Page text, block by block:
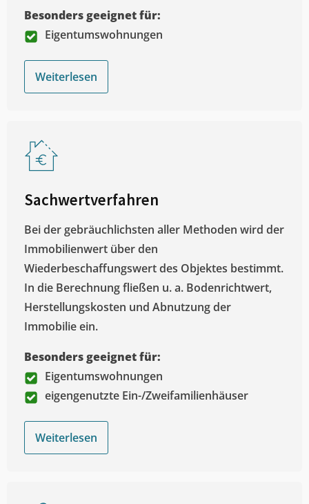
Besonders geeignet für:
Eigentumswohnungen
Weiterlesen
Sachwertverfahren
Bei der gebräuchlichsten aller Methoden wird der
Immobilienwert über den
Wiederbeschaffungswert des Objektes bestimmt.
In die Berechnung fließen u. a. Bodenrichtwert,
Herstellungskosten und Abnutzung der
Immobilie ein.
Besonders geeignet für:
Eigentumswohnungen
eigengenutzte Ein-/Zweifamilienhäuser
Weiterlesen